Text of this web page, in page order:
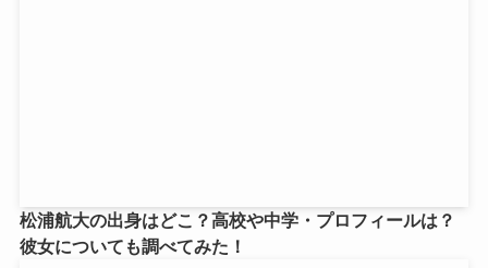
松浦航大の出身はどこ？高校や中学・プロフィールは？
彼女についても調べてみた！